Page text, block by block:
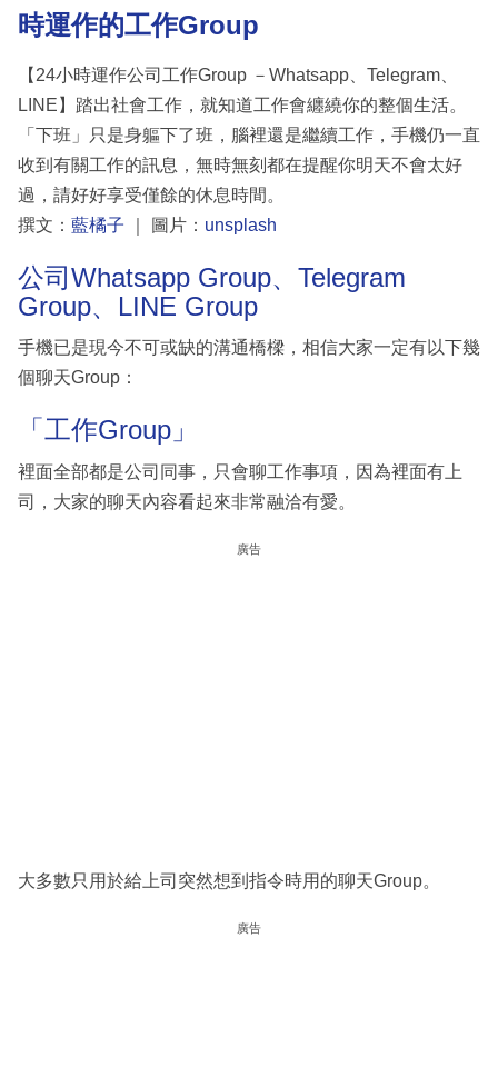
時運作的工作Group
【24小時運作公司工作Group －Whatsapp、Telegram、
LINE】踏出社會工作，就知道工作會纏繞你的整個生活。
「下班」只是身軀下了班，腦裡還是繼續工作，手機仍一直
收到有關工作的訊息，無時無刻都在提醒你明天不會太好
過，請好好享受僅餘的休息時間。
撰文： 藍橘子 ｜ 圖片： unsplash
公司Whatsapp Group、Telegram
Group、LINE Group
手機已是現今不可或缺的溝通橋樑，相信大家一定有以下幾
個聊天Group：
「工作Group」
裡面全部都是公司同事，只會聊工作事項，因為裡面有上
司，大家的聊天內容看起來非常融洽有愛。
廣告
大多數只用於給上司突然想到指令時用的聊天Group。
廣告